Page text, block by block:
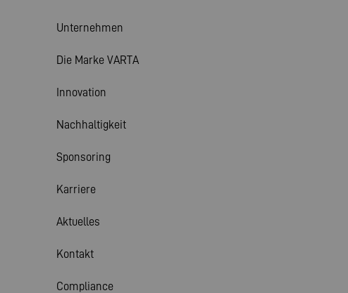
Unternehmen
Die Marke VARTA
Innovation
Nachhaltigkeit
Sponsoring
Karriere
Aktuelles
Kontakt
Compliance